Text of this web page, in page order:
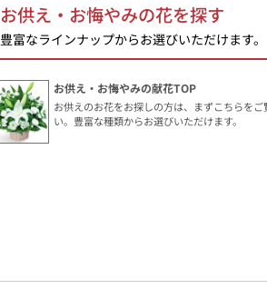
お供え・お悔やみの花を探す
豊富なラインナップからお選びいただけます。
お供え・お悔やみの献花TOP
お供えのお花をお探しの方は、まずこちらをご
い。豊富な種類からお選びいただけます。